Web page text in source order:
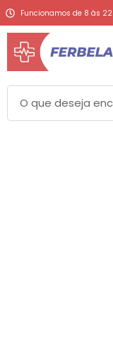
Funcionamos de 8 às